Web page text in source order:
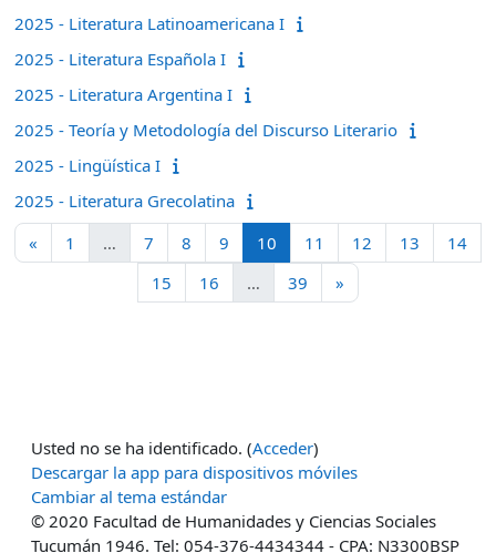
2025 - Literatura Latinoamericana I
2025 - Literatura Española I
2025 - Literatura Argentina I
2025 - Teoría y Metodología del Discurso Literario
2025 - Lingüística I
2025 - Literatura Grecolatina
« Página anterior
1 … 7 Página 7
8 Página 8
9 Página 9
10 Página 10
11 Página 11
12 Página 12
13 Página 13
14
15Página 15
16Página 16
… 39Página 39
»Siguiente página
Usted no se ha identificado. (Acceder)
Descargar la app para dispositivos móviles
Cambiar al tema estándar
© 2020 Facultad de Humanidades y Ciencias Sociales
Tucumán 1946. Tel: 054-376-4434344 - CPA: N3300BSP